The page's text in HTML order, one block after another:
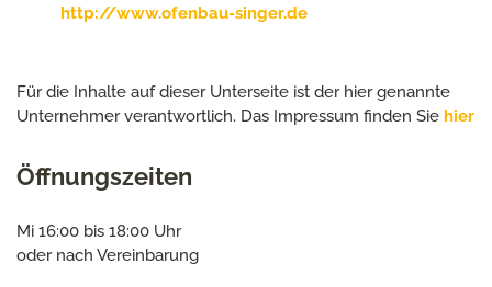
http://www.ofenbau-singer.de
Für die Inhalte auf dieser Unterseite ist der hier genannte
Unternehmer verantwortlich. Das Impressum finden Sie hier
Öffnungszeiten
Mi 16:00 bis 18:00 Uhr
oder nach Vereinbarung